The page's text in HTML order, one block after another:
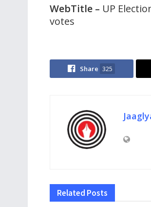
WebTitle – UP
votes
Share 325
Related Posts